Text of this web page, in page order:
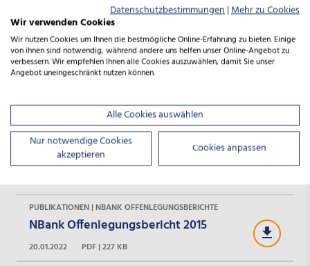
PUBLIKATIONEN | NBANK OFFENLEGUNGSBERICHTE
NBank Offenlegungsbericht 2018
20.01.2022
PDF | 349 KB
PUBLIKATIONEN | NBANK OFFENLEGUNGSBERICHTE
PDF | 332 KB
PUBLIKATIONEN | NBANK OFFENLEGUNGSBERICHTE
NBank Offenlegungsbericht 2016
PUBLIKATIONEN | NBANK OFFENLEGUNGSBERICHTE
NBank Offenlegungsbericht 2015
20.01.2022
PDF | 227 KB
Datenschutzbestimmungen|Mehr zu Cookies
Wir verwenden Cookies
Wir nutzen Cookies um Ihnen die bestmögliche Online-Erfahrung zu bieten. Einige
von ihnen sind notwendig, während andere uns helfen unser Online-Angebot zu
verbessern. Wir empfehlen Ihnen alle Cookies auszuwählen, damit Sie unser
Angebot uneingeschränkt nutzen können.
Alle Cookies auswählen
Nur notwendige Cookies
akzeptieren
Cookies anpassen